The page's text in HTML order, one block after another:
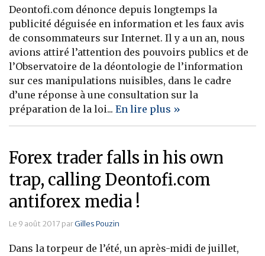
Deontofi.com dénonce depuis longtemps la
publicité déguisée en information et les faux avis
de consommateurs sur Internet. Il y a un an, nous
avions attiré l’attention des pouvoirs publics et de
l’Observatoire de la déontologie de l’information
sur ces manipulations nuisibles, dans le cadre
d’une réponse à une consultation sur la
préparation de la loi... En lire plus »
Forex trader falls in his own
trap, calling Deontofi.com
antiforex media !
Le 9 août 2017 parGilles Pouzin
Dans la torpeur de l’été, un après-midi de juillet,